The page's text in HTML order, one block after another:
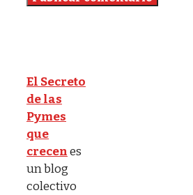
El Secreto
de las
Pymes
que
crecenes
un blog
colectivo